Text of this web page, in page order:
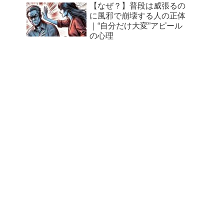
【なぜ？】普段は威張るの
に風邪で崩壊する人の正体
｜“自分だけ大変”アピール
の心理